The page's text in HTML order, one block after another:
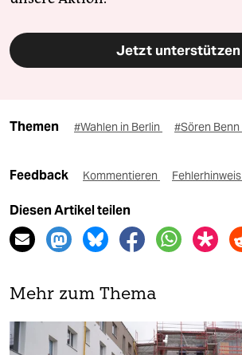
Jetzt unterstützen
Themen #Wahlen in Berlin #Sören Benn
Feedback Kommentieren Fehlerhinweis
Diesen Artikel teilen
Mehr zum Thema